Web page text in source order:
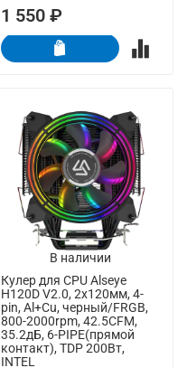
1 550 ₽
В наличии
Кулер для CPU Alseye
H120D V2.0, 2х120мм, 4-
pin, Al+Cu, черный/FRGB,
800-2000rpm, 42.5CFM,
35.2дБ, 6-PIPE(прямой
контакт), TDP 200Вт,
INTEL